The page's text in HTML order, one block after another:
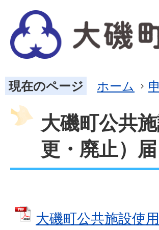
現在のページ ホーム
大磯町公共
更・廃止）届
大磯町公共施設使